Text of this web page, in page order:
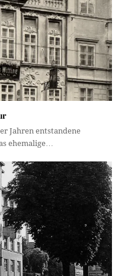
Jahren entstandene
ehemalige…